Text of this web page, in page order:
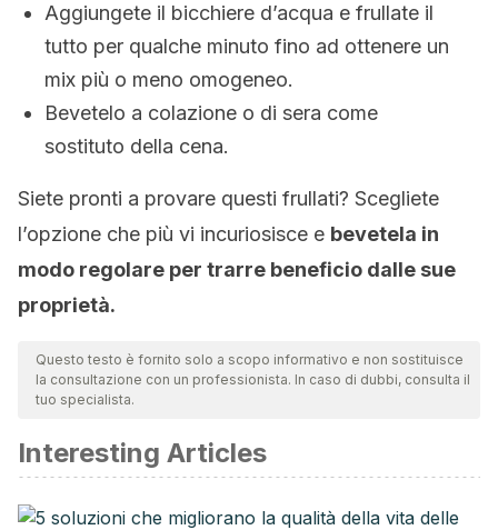
Aggiungete il bicchiere d’acqua e frullate il
tutto per qualche minuto fino ad ottenere un
mix più o meno omogeneo.
Bevetelo a colazione o di sera come
sostituto della cena.
Siete pronti a provare questi frullati? Scegliete
l’opzione che più vi incuriosisce e bevetela in
modo regolare per trarre beneficio dalle sue
proprietà.
Questo testo è fornito solo a scopo informativo e non sostituisce
la consultazione con un professionista. In caso di dubbi, consulta il
tuo specialista.
Interesting Articles